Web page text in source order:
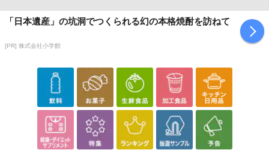
「日本遺産」の坑洞でつくられる幻の本格焼酎を訪ねて
[PR] 株式会社小学館